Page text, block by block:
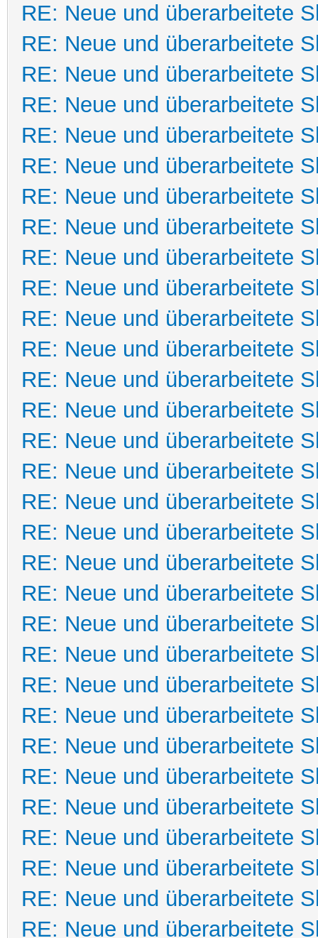
RE: Neue und überarbeitete
RE: Neue und überarbeitete
RE: Neue und überarbeitete
RE: Neue und überarbeitete
RE: Neue und überarbeitete
RE: Neue und überarbeitete
RE: Neue und überarbeitete
RE: Neue und überarbeitete
RE: Neue und überarbeitete
RE: Neue und überarbeitete
RE: Neue und überarbeitete
RE: Neue und überarbeitete
RE: Neue und überarbeitete
RE: Neue und überarbeitete
RE: Neue und überarbeitete
RE: Neue und überarbeitete
RE: Neue und überarbeitete
RE: Neue und überarbeitete
RE: Neue und überarbeitete
RE: Neue und überarbeitete
RE: Neue und überarbeitete
RE: Neue und überarbeitete
RE: Neue und überarbeitete
RE: Neue und überarbeitete
RE: Neue und überarbeitete
RE: Neue und überarbeitete
RE: Neue und überarbeitete
RE: Neue und überarbeitete
RE: Neue und überarbeitete
RE: Neue und überarbeitete
RE: Neue und überarbeitete